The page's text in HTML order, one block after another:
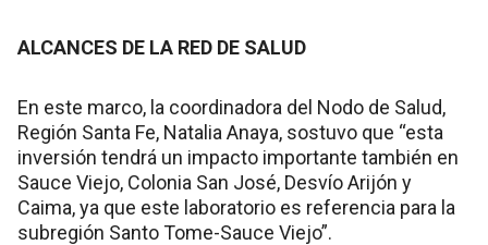
ALCANCES DE LA RED DE SALUD
En este marco, la coordinadora del Nodo de Salud,
Región Santa Fe, Natalia Anaya, sostuvo que “esta
inversión tendrá un impacto importante también en
Sauce Viejo, Colonia San José, Desvío Arijón y
Caima, ya que este laboratorio es referencia para la
subregión Santo Tome-Sauce Viejo”.